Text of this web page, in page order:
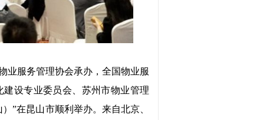
业服务管理协会承办，全国物业服
建设专业委员会、苏州市物业管理
”在昆山市顺利举办。来自北京、